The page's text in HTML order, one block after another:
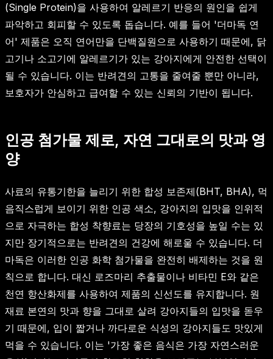
(Single Protein)을 사용하여 알레르기 반응의 원인을 쉽게
파악하고 회피할 수 있도록 돕습니다. 예를 들어 '더마독 연
어' 제품은 오직 연어만을 단백질원으로 사용하기 때문에, 닭
고기나 소고기에 알레르기가 있는 강아지에게 안전한 선택이
될 수 있습니다. 이는 반려견의 고통을 줄여줄 뿐만 아니라,
보호자가 안심하고 급여할 수 있는 신뢰의 기반이 됩니다.
인공 첨가물 제로, 자연 그대로의 맛과 영
양
사료의 유통기한을 늘리기 위한 합성 보존제(BHT, BHA), 먹
음직스럽게 보이기 위한 인공 색소, 강아지의 입맛을 인위적
으로 자극하는 합성 착향료는 당장의 기호성을 높일 수는 있
지만 장기적으로는 반려견의 건강에 해로울 수 있습니다. 더
마독은 이러한 인공 화학 첨가물을 완전히 배제하는 것을 원
칙으로 합니다. 대신 로즈마리 추출물이나 비타민 E와 같은
천연 항산화제를 사용하여 제품의 신선도를 유지합니다. 원
재료 본연의 맛과 향을 그대로 살려 강아지들의 입맛을 돋우
기 때문에, 입이 짧거나 까다로운 식성의 강아지들도 맛있게
먹을 수 있습니다. 이는 '가장 좋은 음식은 가장 자연스러운